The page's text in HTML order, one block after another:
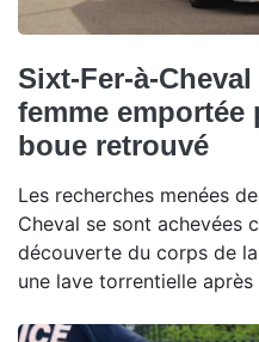
Sixt-Fer-à-
femme emportée
boue retrouvé
Les recherches menées
Cheval se sont achevées
découverte du corps de
une lave torrentielle